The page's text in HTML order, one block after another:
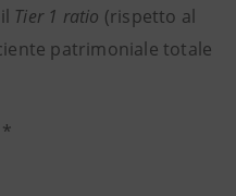
Tier 1 ratio (rispetto al
patrimoniale totale